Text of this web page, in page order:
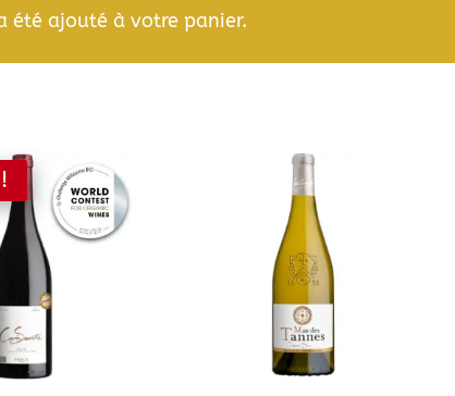
été ajouté à votre panier.